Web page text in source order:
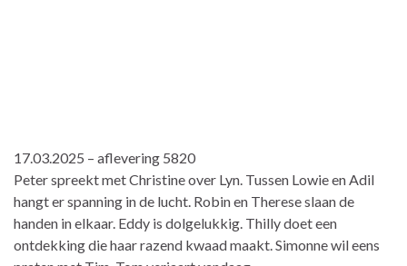
17.03.2025 – aflevering 5820
Peter spreekt met Christine over Lyn. Tussen Lowie en Adil
hangt er spanning in de lucht. Robin en Therese slaan de
handen in elkaar. Eddy is dolgelukkig. Thilly doet een
ontdekking die haar razend kwaad maakt. Simonne wil eens